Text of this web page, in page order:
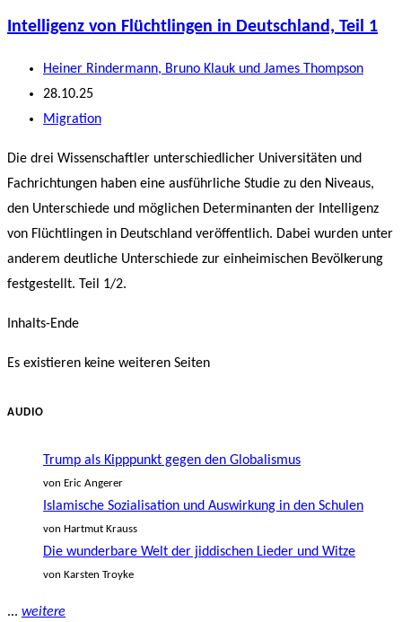
Intelligenz von Flüchtlingen in Deutschland, Teil 1
Beitrags-
Autor:
Heiner Rindermann, Bruno Klauk und James Thompson
Beitrag
veröffentlicht:
28.10.25
Beitrags-
Migration
Die drei Wissenschaftler unterschiedlicher Universitäten und
Fachrichtungen haben eine ausführliche Studie zu den Niveaus,
den Unterschiede und möglichen Determinanten der Intelligenz
von Flüchtlingen in Deutschland veröffentlich. Dabei wurden unter
anderem deutliche Unterschiede zur einheimischen Bevölkerung
festgestellt. Teil 1/2.
Inhalts-Ende
Es existieren keine weiteren Seiten
AUDIO
Trump als Kipppunkt gegen den Globalismus
von Eric Angerer
Islamische Sozialisation und Auswirkung in den Schulen
von Hartmut Krauss
Die wunderbare Welt der jiddischen Lieder und Witze
von Karsten Troyke
... weitere